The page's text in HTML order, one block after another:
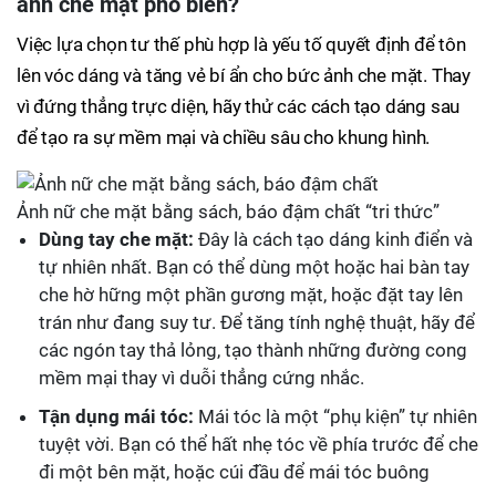
Việc lựa chọn tư thế phù hợp là yếu tố quyết định để tôn
lên vóc dáng và tăng vẻ bí ẩn cho bức ảnh che mặt. Thay
vì đứng thẳng trực diện, hãy thử các cách tạo dáng sau
để tạo ra sự mềm mại và chiều sâu cho khung hình.
Ảnh nữ che mặt bằng sách, báo đậm chất “tri thức”
Dùng tay che mặt: Đây là cách tạo dáng kinh điển và
tự nhiên nhất. Bạn có thể dùng một hoặc hai bàn tay
che hờ hững một phần gương mặt, hoặc đặt tay lên
trán như đang suy tư. Để tăng tính nghệ thuật, hãy để
các ngón tay thả lỏng, tạo thành những đường cong
mềm mại thay vì duỗi thẳng cứng nhắc.
Tận dụng mái tóc: Mái tóc là một “phụ kiện” tự nhiên
tuyệt vời. Bạn có thể hất nhẹ tóc về phía trước để che
đi một bên mặt, hoặc cúi đầu để mái tóc buông